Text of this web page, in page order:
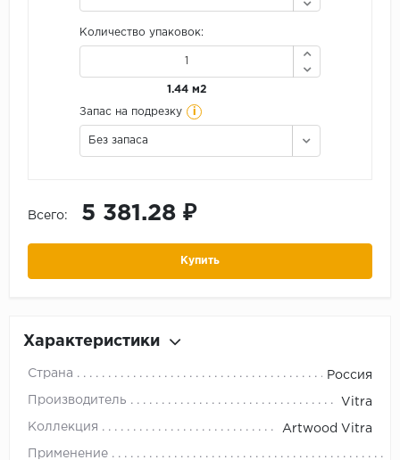
Количество упаковок:
1.44 м2
Запас на подрезку i
Без запаса
Всего: 5 381.28 ₽
Купить
Характеристики
Страна Россия
Производитель Vitra
Коллекция Artwood Vitra
Применение